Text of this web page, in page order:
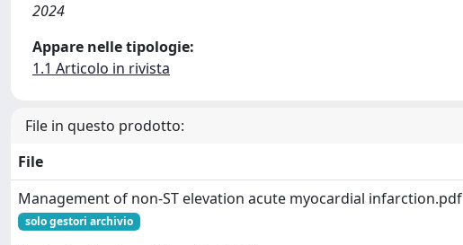
2024
Appare nelle tipologie:
1.1 Articolo in rivista
File in questo prodotto:
File
Management of non‑ST elevation acute myocardial infarction.pdf
solo gestori archivio